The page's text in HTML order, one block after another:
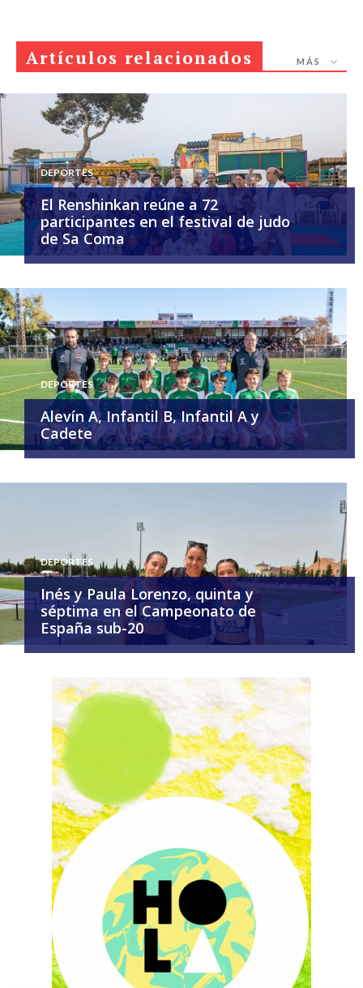
Artículos relacionados MÁS
DEPORTES
El Renshinkan reúne a 72
participantes en el festival de judo
de Sa Coma
DEPORTES
Alevín A, Infantil B, Infantil A y
Cadete
DEPORTES
Inés y Paula Lorenzo, quinta y
séptima en el Campeonato de
España sub-20